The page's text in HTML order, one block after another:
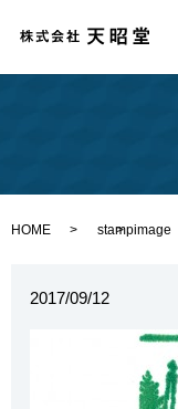
HOME stampimage
2017/09/12